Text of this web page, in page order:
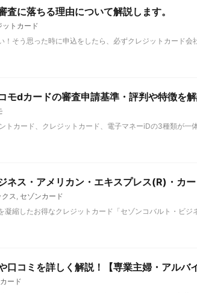
査に落ちる理由について解説します。
ットカード
！そう思った時に申込をしたら、必ずクレジットカード
モdカードの審査申請基準・評判や特徴を
トカード、クレジットカード、電子マネーiDの3種類が一
ネス・アメリカン・エキスプレス(R)・カ
クス, セゾンカード
凝縮したお得なクレジットカード「セゾンコバルト・ビ
口コミを詳しく解説！【専業主婦・アルバ
ード